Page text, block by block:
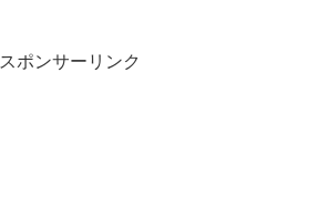
スポンサーリンク